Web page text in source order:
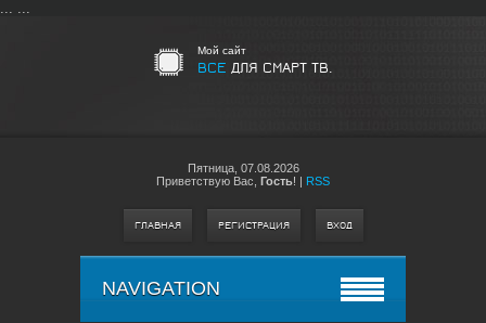
... ...
Мой сайт
ВСЕ ДЛЯ СМАРТ ТВ.
Пятница, 07.08.2026
Приветствую Вас Гость! | RSS
ГЛАВНАЯ РЕГИСТРАЦИЯ ВХОД
NAVIGATION